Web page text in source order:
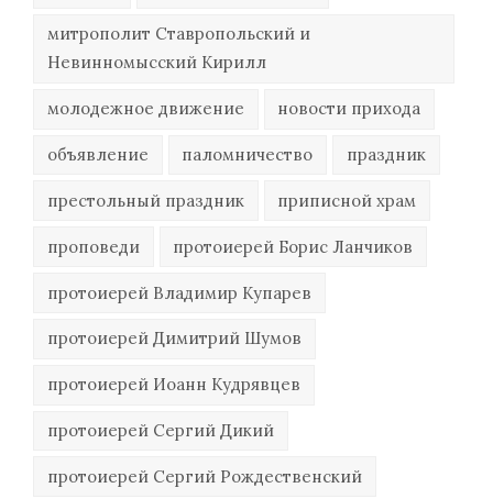
митрополит Ставропольский и
Невинномысский Кирилл
молодежное движение новости прихода
объявление паломничество праздник
престольный праздник приписной храм
проповеди протоиерей Борис Ланчиков
протоиерей Владимир Купарев
протоиерей Димитрий Шумов
протоиерей Иоанн Кудрявцев
протоиерей Сергий Дикий
протоиерей Сергий Рождественский